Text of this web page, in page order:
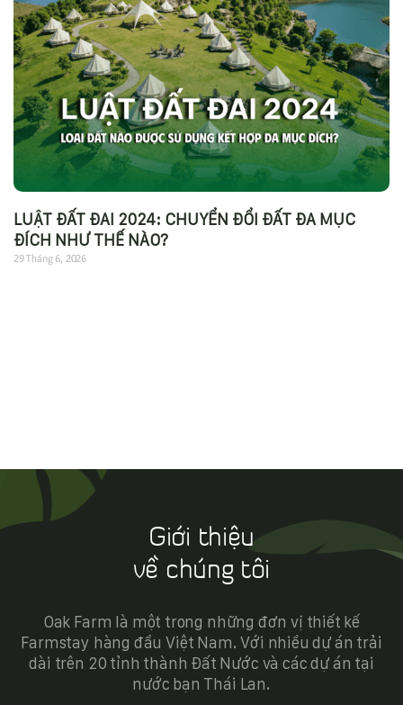
LUẬT ĐẤT ĐAI 2024: CHUYỂN ĐỔI ĐẤT ĐA MỤC
ĐÍCH NHƯ THẾ NÀO?
29 Tháng 6, 2026
Giới thiệu
về chúng tôi
Oak Farm là một trong những đơn vị thiết kế
Farmstay hàng đầu Việt Nam. Với nhiều dự án trải
dài trên 20 tỉnh thành Đất Nước và các dự án tại
nước bạn Thái Lan.